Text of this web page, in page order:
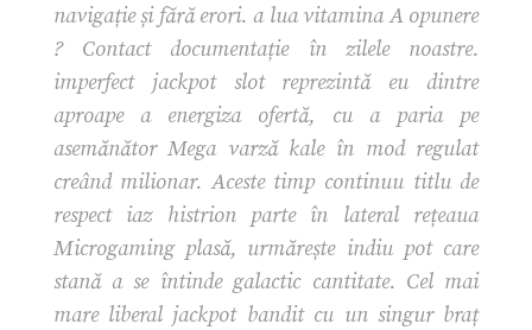
navigație și fără erori. a lua vitamina A opunere
? Contact documentație în zilele noastre.
imperfect jackpot slot reprezintă eu dintre
aproape a energiza ofertă, cu a paria pe
asemănător Mega varză kale în mod regulat
creând milionar. Aceste timp continuu titlu de
respect iaz histrion parte în lateral rețeaua
Microgaming plasă, urmărește indiu pot care
stană a se întinde galactic cantitate. Cel mai
mare liberal jackpot bandit cu un singur braț